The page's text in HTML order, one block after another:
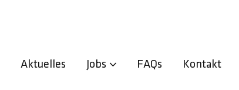
Aktuelles Jobs FAQs Kontakt